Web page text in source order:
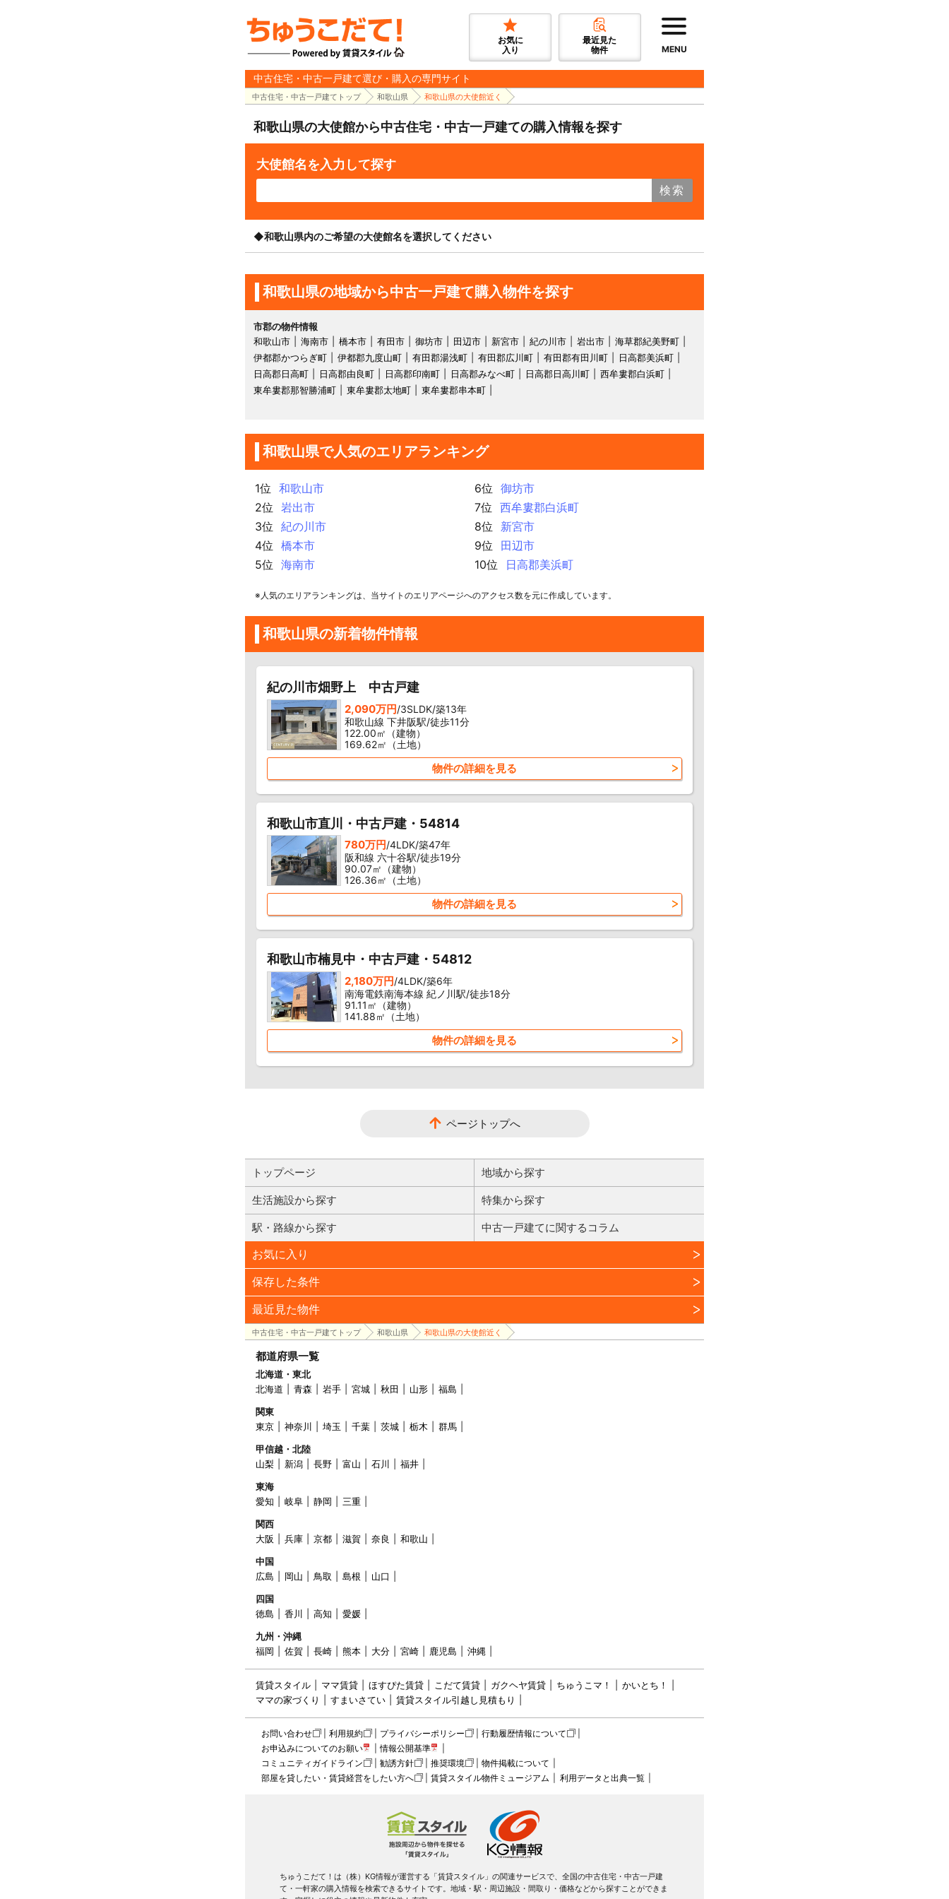
お気に
入り
最近見た
物件
MENU
中古住宅・中古一戸建て選び・購入の専門サイト
中古住宅・中古一戸建てトップ 和歌山県 和歌山県の大使館近く
和歌山県の大使館から中古住宅・中古一戸建ての購入情報を探す
大使館名を入力して探す
検索
◆和歌山県内のご希望の大使館名を選択してください
和歌山県の地域から中古一戸建て購入物件を探す
市郡の物件情報
和歌山市
海南市 橋本市 有田市 御坊市 田辺市 新宮市 紀の川市 岩出市
海草郡紀美野町
伊都郡かつらぎ町
伊都郡九度山町 有田郡湯浅町 有田郡広川町 有田郡有田川町
日高郡美浜町
日高郡日高町
日高郡由良町 日高郡印南町 日高郡みなべ町 日高郡日高川町
西牟婁郡白浜町
東牟婁郡那智勝浦町
東牟婁郡太地町 東牟婁郡串本町
和歌山県で人気のエリアランキング
1位
和歌山市
2位
岩出市
3位
紀の川市
4位
橋本市
5位
海南市
6位
御坊市
7位
西牟婁郡白浜町
8位
新宮市
9位
田辺市
10位
日高郡美浜町
※人気のエリアランキングは、当サイトのエリアページへのアクセス数を元に作成しています。
和歌山県の新着物件情報
紀の川市畑野上 中古戸建
2,090万円/3SLDK/築13年
和歌山線 下井阪駅/徒歩11分
122.00㎡（建物）
169.62㎡（土地）
物件の詳細を見る
和歌山市直川・中古戸建・54814
780万円/4LDK/築47年
阪和線 六十谷駅/徒歩19分
90.07㎡（建物）
126.36㎡（土地）
物件の詳細を見る
和歌山市楠見中・中古戸建・54812
2,180万円/4LDK/築6年
南海電鉄南海本線 紀ノ川駅/徒歩18分
91.11㎡（建物）
141.88㎡（土地）
物件の詳細を見る
ページトップへ
トップページ 地域から探す
生活施設から探す 特集から探す
駅・路線から探す 中古一戸建てに関するコラム
お気に入り
保存した条件
最近見た物件
中古住宅・中古一戸建てトップ 和歌山県 和歌山県の大使館近く
都道府県一覧
北海道・東北
北海道
青森 岩手 宮城 秋田 山形
福島
関東
東京
神奈川 埼玉 千葉 茨城 栃木
群馬
甲信越・北陸
山梨
新潟 長野 富山 石川
福井
東海
愛知
岐阜 静岡
三重
関西
大阪
兵庫 京都 滋賀 奈良
和歌山
中国
広島
岡山 鳥取 島根
山口
四国
徳島
香川 高知
愛媛
九州・沖縄
福岡
佐賀 長崎 熊本 大分 宮崎 鹿児島 沖縄
賃貸スタイル ママ賃貸 ほすぴた賃貸 こだて賃貸 ガクヘヤ賃貸 ちゅうこマ！
かいとち！
ママの家づくり
すまいさてい 賃貸スタイル引越し見積もり
お問い合わせ 利用規約 プライバシーポリシー
行動履歴情報について
お申込みについてのお願い
情報公開基準
コミュニティガイドライン
勧誘方針 推奨環境
物件掲載について
部屋を貸したい・賃貸経営をしたい方へ
賃貸スタイル物件ミュージアム 利用データと出典一覧
ちゅうこだて！は（株）KG情報が運営する「賃貸スタイル」の関連サービスで、全国の中古住宅・中古一戸建
て・一軒家の購入情報を検索できるサイトです。地域・駅・周辺施設・間取り・価格などから探すことができま